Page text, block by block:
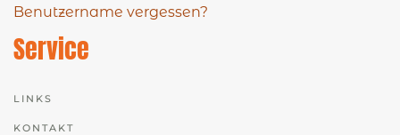
Benutzername vergessen?
Service
LINKS
KONTAKT